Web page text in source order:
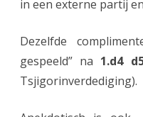
in een externe partij
Dezelfde
gespeeld” na 1.d4
Tsjigorinverdediging).